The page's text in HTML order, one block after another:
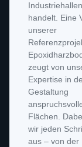
Industriehallen
handelt. Eine
unserer
zeugt von
Expertise in
Gestaltung
Flächen.
wir jeden
aus – von der